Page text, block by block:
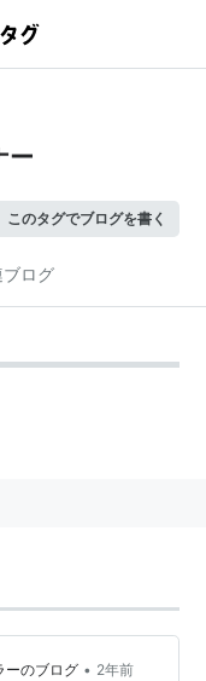
ー
このタグでブログを書く
ブログ
ーのブログ • 2年前